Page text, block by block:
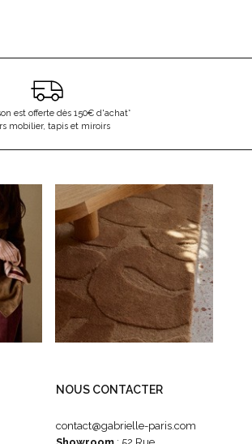
est offerte dès 150€ d'achat*
mobilier, tapis et miroirs
NOUS CONTACTER
contact@gabrielle-paris.com